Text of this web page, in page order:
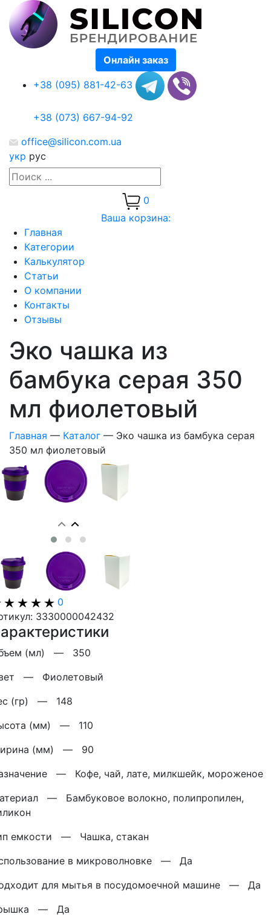
Онлайн заказ
+38 (095) 881-42-63
+38 (073) 667-94-92
office@silicon.com.ua
укр рус
0
Ваша корзина:
Главная
Категории
Калькулятор
Статьи
О компании
Контакты
Отзывы
Эко чашка из
бамбука серая 350
мл фиолетовый
Главная — Каталог — Эко чашка из бамбука серая
350 мл фиолетовый
0
3330000042432
(мл) — 350
— Фиолетовый
(гр) — 148
(мм) — 110
(мм) — 90
— Кофе, чай, лате, милкшейк, мороженое
— Бамбуковое волокно, полипропилен,
емкости — Чашка, стакан
в микроволновке — Да
для мытья в посудомоечной машине — Да
— Да